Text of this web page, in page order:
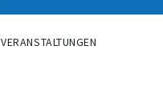
VERANSTALTUNGEN